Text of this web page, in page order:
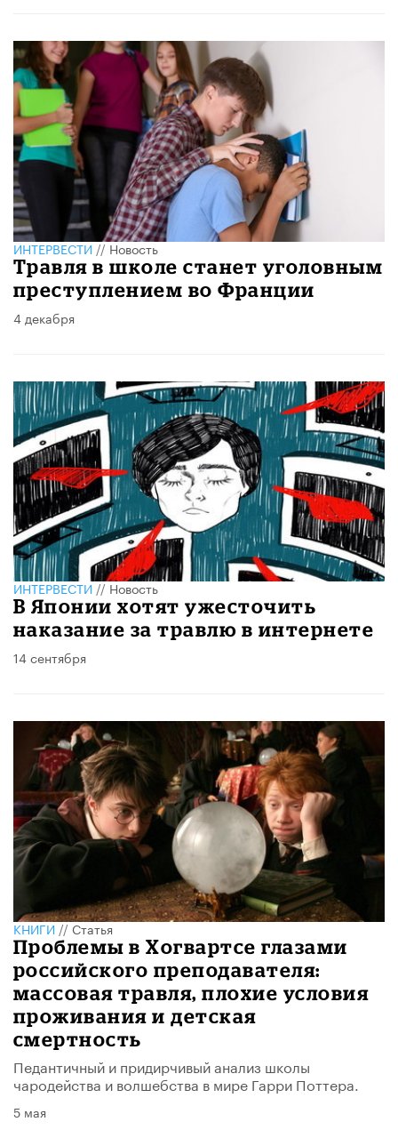
ИНТЕРВЕСТИ//Новость
Травля в школе станет уголовным
преступлением во Франции
4 декабря
ИНТЕРВЕСТИ//Новость
В Японии хотят ужесточить
наказание за травлю в интернете
14 сентября
КНИГИ//Статья
Проблемы в Хогвартсе глазами
российского преподавателя:
массовая травля, плохие условия
проживания и детская
смертность
Педантичный и придирчивый анализ школы
чародейства и волшебства в мире Гарри Поттера.
5 мая